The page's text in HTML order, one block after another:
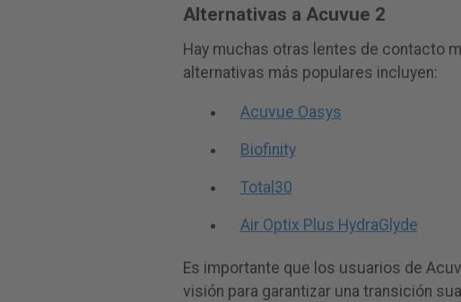
Alternativas a Acuvue 2
Hay muchas otras lentes de contacto
alternativas más populares incluyen:
Acuvue Oasys
Biofinity
Total30
Air Optix Plus HydraGlyde
Es importante que los usuarios de
visión para garantizar una transición